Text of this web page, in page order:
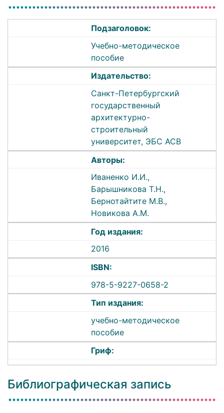
Подзаголовок:
Учебно-методическое
пособие
Издательство:
Санкт-Петербургский
государственный
архитектурно-
строительный
университет, ЭБС АСВ
Авторы:
Иваненко И.И.,
Барышникова Т.Н.,
Бернотайтите М.В.,
Новикова А.М.
Год издания:
2016
ISBN:
978-5-9227-0658-2
Тип издания:
учебно-методическое
пособие
Гриф:
Библиографическая запись